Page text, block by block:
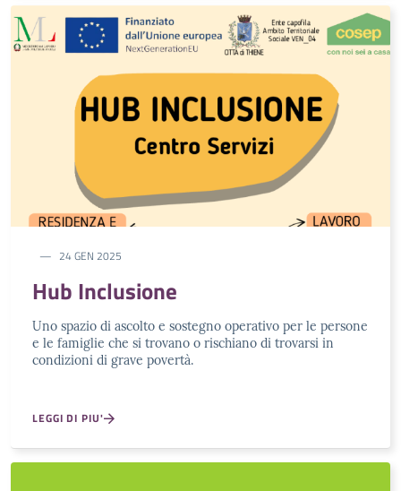
24 GEN 2025
Hub Inclusione
Uno spazio di ascolto e sostegno operativo per le persone
e le famiglie che si trovano o rischiano di trovarsi in
condizioni di grave povertà.
LEGGI DI PIU'